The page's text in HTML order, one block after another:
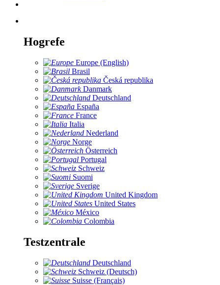
Hogrefe
Europe (English)
Brasil
Česká republika
Danmark
Deutschland
España
France
Italia
Nederland
Norge
Österreich
Portugal
Schweiz
Suomi
Sverige
United Kingdom
United States
México
Colombia
Testzentrale
Deutschland
Schweiz (Deutsch)
Suisse (Français)